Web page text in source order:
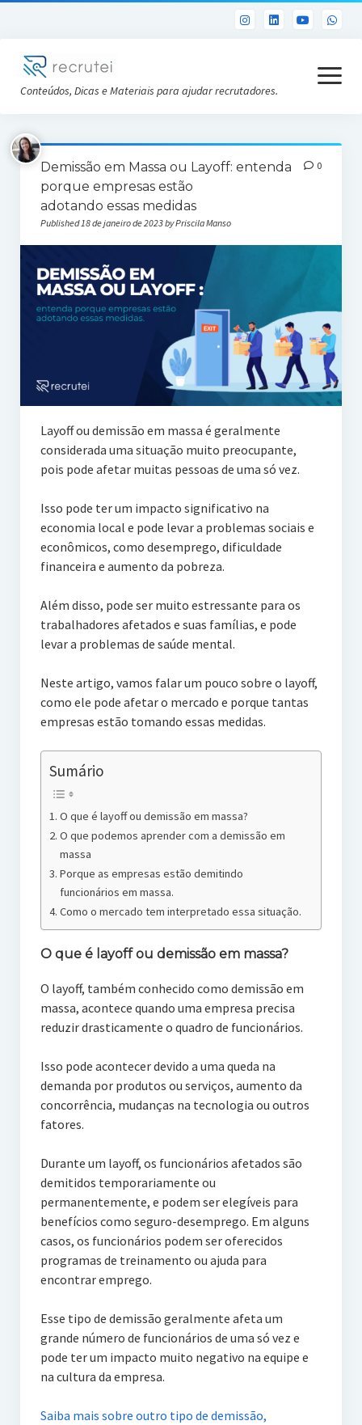
Conteúdos, Dicas e Materiais para ajudar recrutadores.
open
menu
Já sou Cliente
Conheça a Recrutei
Cursos RH gratuitos
Análise DISC gratuita
Demissão em Massa ou Layoff: entenda
porque empresas estão
adotando essas medidas
Published 18 de janeiro de 2023 by Priscila Manso
0
Layoff ou demissão em massa é geralmente
considerada uma situação muito preocupante,
pois pode afetar muitas pessoas de uma só vez.
Isso pode ter um impacto significativo na
economia local e pode levar a problemas sociais e
econômicos, como desemprego, dificuldade
financeira e aumento da pobreza.
Além disso, pode ser muito estressante para os
trabalhadores afetados e suas famílias, e pode
levar a problemas de saúde mental.
Neste artigo, vamos falar um pouco sobre o layoff,
como ele pode afetar o mercado e porque tantas
empresas estão tomando essas medidas.
Sumário
O que é layoff ou demissão em massa?
O que podemos aprender com a demissão em
massa
Porque as empresas estão demitindo
funcionários em massa.
Como o mercado tem interpretado essa situação.
O que é layoff ou demissão em massa?
O layoff, também conhecido como demissão em
massa, acontece quando uma empresa precisa
reduzir drasticamente o quadro de funcionários.
Isso pode acontecer devido a uma queda na
demanda por produtos ou serviços, aumento da
concorrência, mudanças na tecnologia ou outros
fatores.
Durante um layoff, os funcionários afetados são
demitidos temporariamente ou
permanentemente, e podem ser elegíveis para
benefícios como seguro-desemprego. Em alguns
casos, os funcionários podem ser oferecidos
programas de treinamento ou ajuda para
encontrar emprego.
Esse tipo de demissão geralmente afeta um
grande número de funcionários de uma só vez e
pode ter um impacto muito negativo na equipe e
na cultura da empresa.
Saiba mais sobre outro tipo de demissão,